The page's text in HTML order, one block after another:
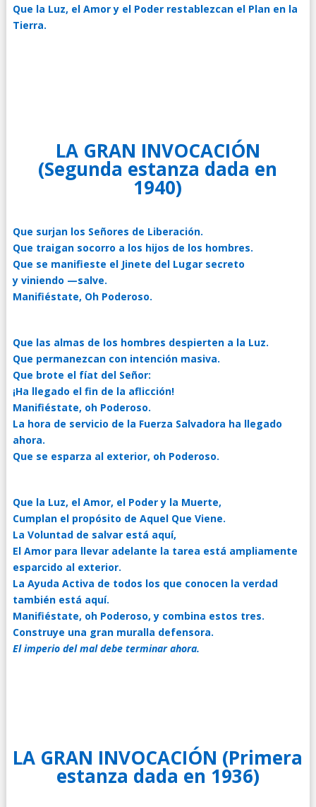
Que la Luz, el Amor y el Poder restablezcan el Plan en la
Tierra.
LA GRAN INVOCACIÓN
(Segunda estanza dada en
1940)
Que surjan los Señores de Liberación.
Que traigan socorro a los hijos de los hombres.
Que se manifieste el Jinete del Lugar secreto
y viniendo —salve.
Manifiéstate, Oh Poderoso.
Que las almas de los hombres despierten a la Luz.
Que permanezcan con intención masiva.
Que brote el fíat del Señor:
¡Ha llegado el fin de la aflicción!
Manifiéstate, oh Poderoso.
La hora de servicio de la Fuerza Salvadora ha llegado
ahora.
Que se esparza al exterior, oh Poderoso.
Que la Luz, el Amor, el Poder y la Muerte,
Cumplan el propósito de Aquel Que Viene.
La Voluntad de salvar está aquí,
El Amor para llevar adelante la tarea está ampliamente
esparcido al exterior.
La Ayuda Activa de todos los que conocen la verdad
también está aquí.
Manifiéstate, oh Poderoso, y combina estos tres.
Construye una gran muralla defensora.
El imperio del mal debe terminar ahora.
LA GRAN INVOCACIÓN (Primera
estanza dada en 1936)